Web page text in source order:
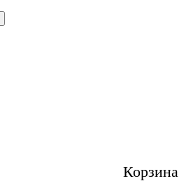
Корзина